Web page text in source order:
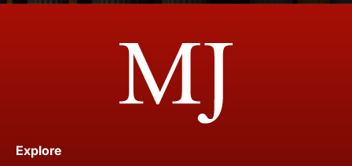
Explore